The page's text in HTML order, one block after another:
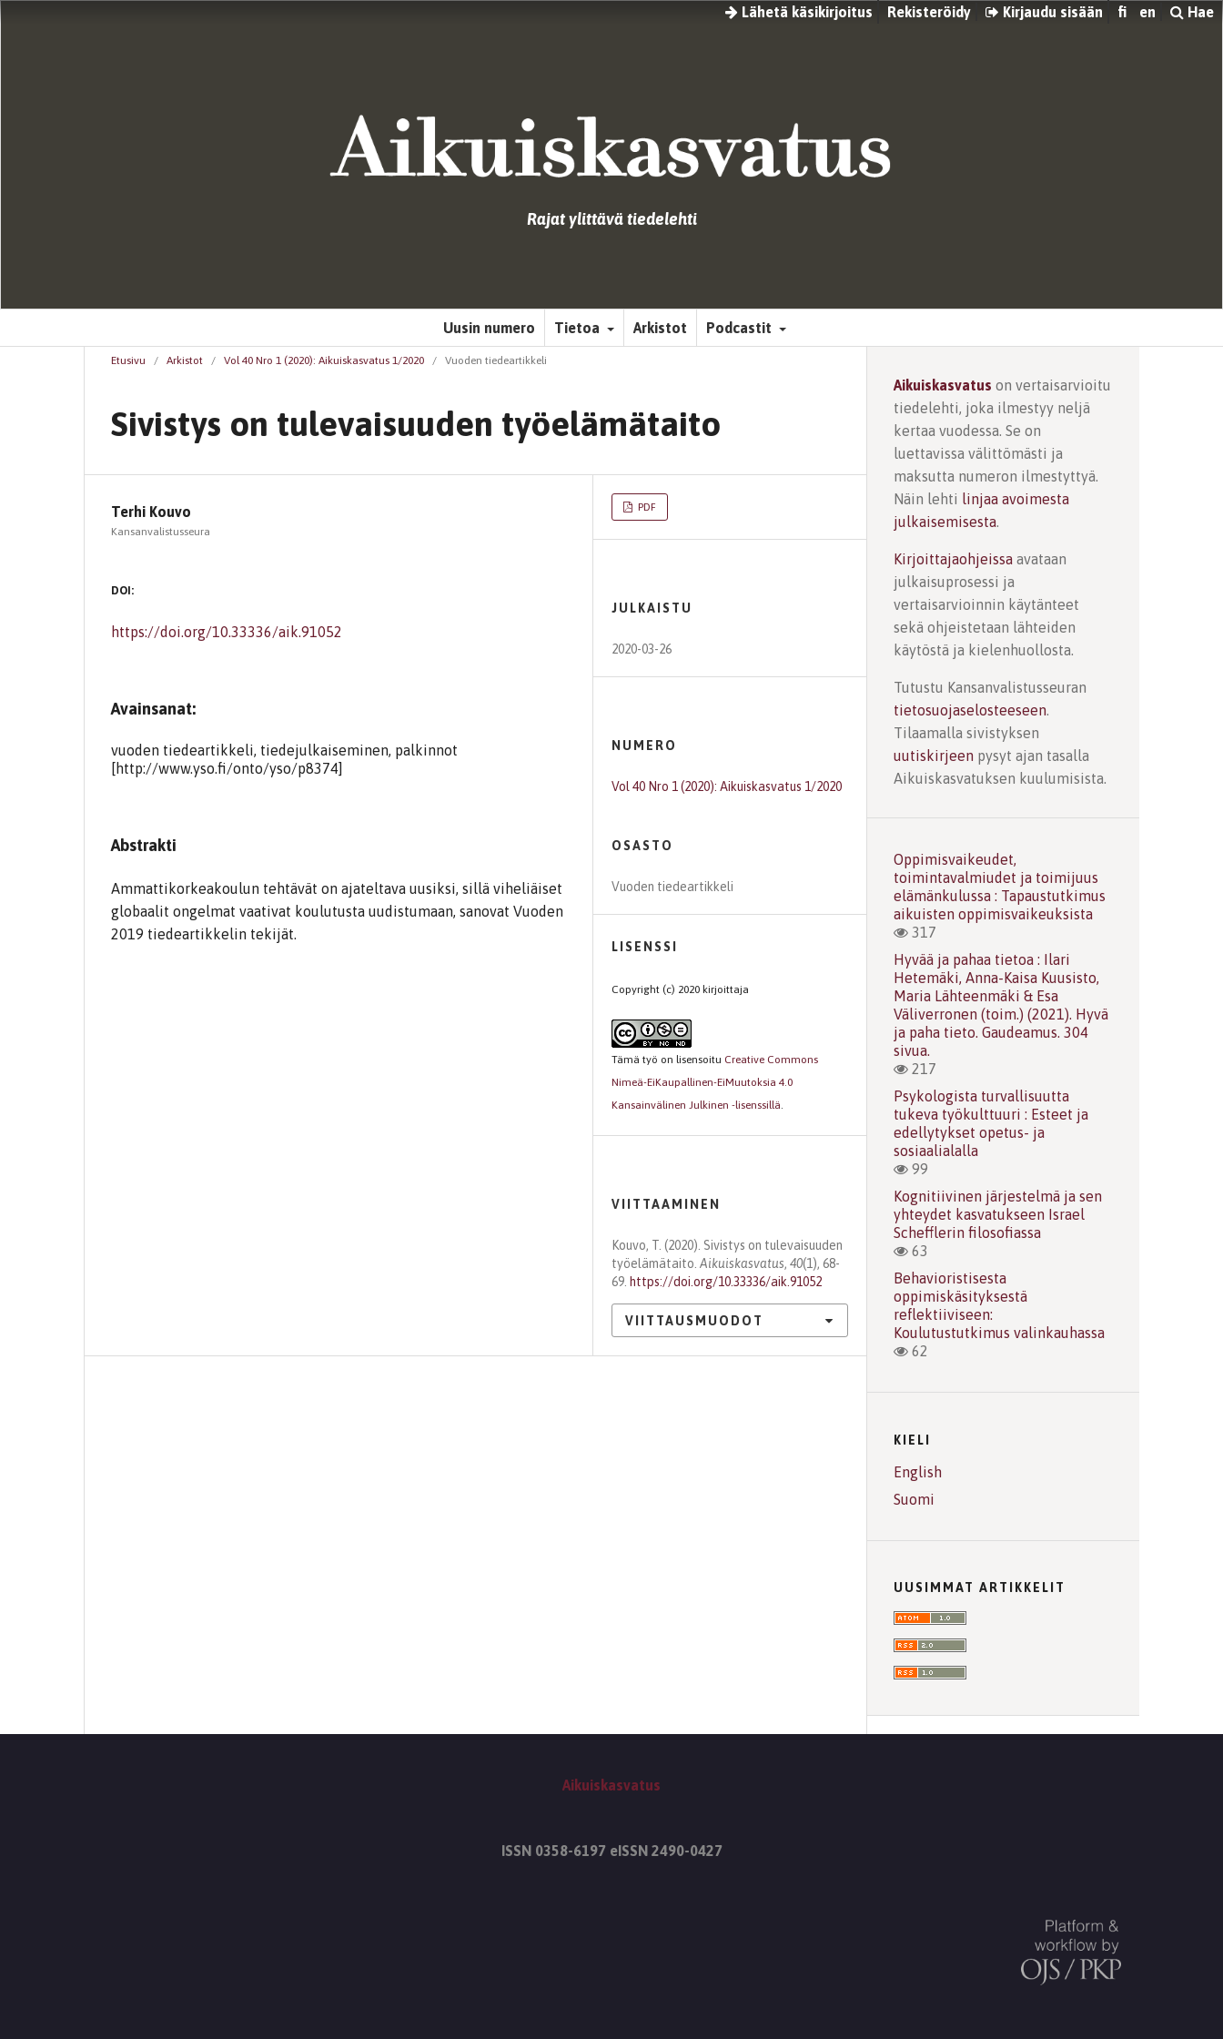
Lähetä käsikirjoitus Rekisteröidy Kirjaudu sisään fi en Hae
Rajat ylittävä tiedelehti
Uusin numero Tietoa Arkistot Podcastit
Etusivu / Arkistot / Vol 40 Nro 1 (2020): Aikuiskasvatus 1/2020 / Vuoden tiedeartikkeli
Sivistys on tulevaisuuden työelämätaito
Terhi Kouvo
Kansanvalistusseura
DOI:
https://doi.org/10.33336/aik.91052
Avainsanat:
vuoden tiedeartikkeli, tiedejulkaiseminen, palkinnot
[http://www.yso.fi/onto/yso/p8374]
Abstrakti
Ammattikorkeakoulun tehtävät on ajateltava uusiksi, sillä viheliäiset
globaalit ongelmat vaativat koulutusta uudistumaan, sanovat Vuoden
2019 tiedeartikkelin tekijät.
PDF
JULKAISTU
2020-03-26
NUMERO
Vol 40 Nro 1 (2020): Aikuiskasvatus 1/2020
OSASTO
Vuoden tiedeartikkeli
LISENSSI
Copyright (c) 2020 kirjoittaja
Tämä työ on lisensoitu Creative Commons
Nimeä-EiKaupallinen-EiMuutoksia 4.0
Kansainvälinen Julkinen -lisenssillä.
VIITTAAMINEN
Kouvo, T. (2020). Sivistys on tulevaisuuden
työelämätaito. Aikuiskasvatus, 40(1), 68-
69. https://doi.org/10.33336/aik.91052
VIITTAUSMUODOT
Aikuiskasvatus on vertaisarvioitu
tiedelehti, joka ilmestyy neljä
kertaa vuodessa. Se on
luettavissa välittömästi ja
maksutta numeron ilmestyttyä.
Näin lehti linjaa avoimesta
julkaisemisesta.
Kirjoittajaohjeissa avataan
julkaisuprosessi ja
vertaisarvioinnin käytänteet
sekä ohjeistetaan lähteiden
käytöstä ja kielenhuollosta.
Tutustu Kansanvalistusseuran
tietosuojaselosteeseen.
Tilaamalla sivistyksen
uutiskirjeen pysyt ajan tasalla
Aikuiskasvatuksen kuulumisista.
Oppimisvaikeudet,
toimintavalmiudet ja toimijuus
elämänkulussa : Tapaustutkimus
aikuisten oppimisvaikeuksista
317
Hyvää ja pahaa tietoa : Ilari
Hetemäki, Anna-Kaisa Kuusisto,
Maria Lähteenmäki & Esa
Väliverronen (toim.) (2021). Hyvä
ja paha tieto. Gaudeamus. 304
sivua.
217
Psykologista turvallisuutta
tukeva työkulttuuri : Esteet ja
edellytykset opetus- ja
sosiaalialalla
99
Kognitiivinen järjestelmä ja sen
yhteydet kasvatukseen Israel
Schefflerin filosofiassa
63
Behavioristisesta
oppimiskäsityksestä
reflektiiviseen:
Koulutustutkimus valinkauhassa
62
KIELI
English
Suomi
UUSIMMAT ARTIKKELIT
Aikuiskasvatus
ISSN 0358-6197 eISSN 2490-0427